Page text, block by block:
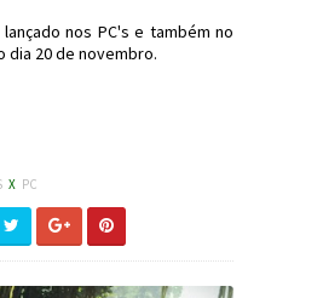
nos PC's e também no
dia 20 de novembro.
X PC